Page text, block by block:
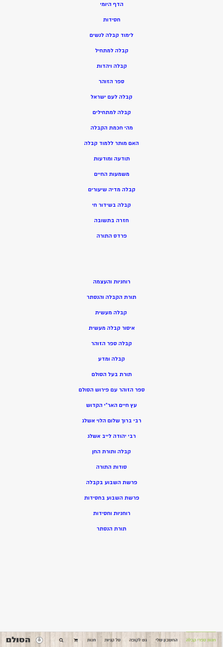
הדף היומי
חסידות
לימוד קבלה לנשים
קבלה למתחיל
קבלה ויהדות
ספר הזוהר
קבלה לעם ישראל
קבלה למתחילים
מהי חכמת הקבלה
האם מותר ללמוד קבלה
תודעה ומודעות
משמעות החיים
קבלה מדיה שיעורים
קבלה בשידור חי
חזרה בתשובה
פרדס התורה
רוחניות והעצמה
תורת הקבלה והנסתר
קבלה מעשית
איסור קבלה מעשית
קבלה ספר הזוהר
קבלה ומדע
תורת בעל הסולם
ספר הזוהר עם פירוש הסולם
עץ חיים האר”י הקדוש
רבי ברוך שלום הלוי אשלג
רבי יהודה לייב אשלג
קבלה ותורת החן
סודות התורה
פרשת השבוע בקבלה
פרשת השבוע בחסידות
רוחניות וחסידות
תורת הנסתר